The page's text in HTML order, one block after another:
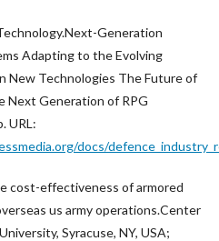
Generation
Adapting to the Evolving
New Technologies The Future of
Next Generation of RPG
URL:
docs/
cost-effectiveness of armored
us army operations.Center
Syracuse, NY, USA;